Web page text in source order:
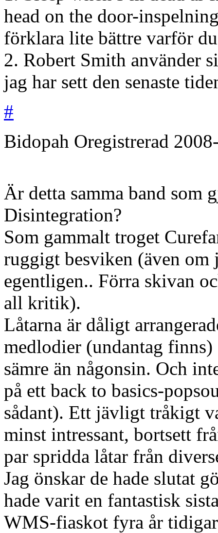
head on the door-
förklara lite bättre varför
2. Robert Smith använder
jag har sett den senaste
#
Bidopah Oregistrerad
Är detta samma band som
Disintegration?
Som gammalt troget
ruggigt besviken (även
egentligen.. Förra skivan
all kritik).
Låtarna är dåligt
medlodier (undantag
sämre än någonsin. Och
på ett back to basics-
sådant). Ett jävligt tråkigt
minst intressant, bortsett
par spridda låtar från
Jag önskar de hade slutat
hade varit en fantastisk
WMS-fiaskot fyra år